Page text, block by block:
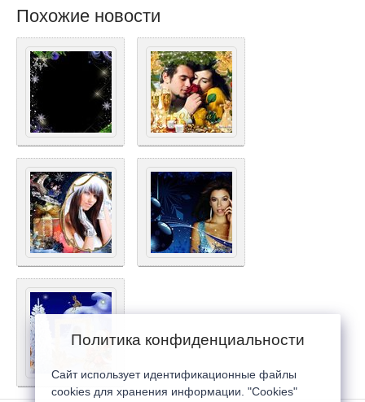
Похожие новости
Политика конфиденциальности
Сайт использует идентификационные файлы
cookies для хранения информации. "Cookies"